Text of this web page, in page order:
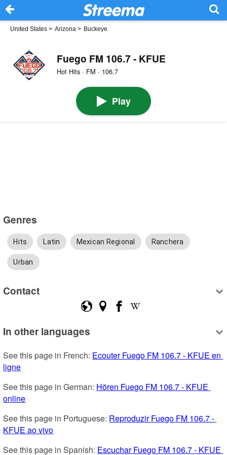
United States > Arizona > Buckeye
Fuego FM 106.7 - KFUE
Hot Hits · FM · 106.7
Play
Genres
Hits Latin Mexican Regional Ranchera
Urban
Contact
In other languages
See this page in French: Ecouter Fuego FM 106.7 - KFUE en
ligne
See this page in German: Hören Fuego FM 106.7 - KFUE
online
See this page in Portuguese: Reproduzir Fuego FM 106.7 -
KFUE ao vivo
See this page in Spanish: Escuchar Fuego FM 106.7 - KFUE